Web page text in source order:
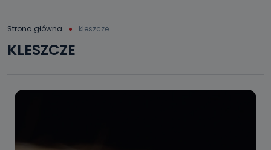
Strona główna kleszcze
KLESZCZE